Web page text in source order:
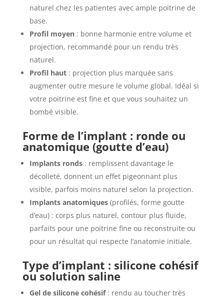
naturel chez les patientes avec ample poitrine de
base.
Profil moyen: bonne harmonie entre volume et
projection, recommandé pour un rendu très
naturel.
Profil haut: projection plus marquée sans
augmenter outre mesure le volume global. Idéal si
votre poitrine est fine et que vous souhaitez un
bombé visible.
Forme de l’implant : ronde ou
anatomique (goutte d’eau)
Implants ronds: remplissent davantage le
décolleté, donnent un effet pigeonnant plus
visible, parfois moins naturel selon la projection.
Implants anatomiques(profilés, forme goutte
d’eau) : corps plus naturel, contour plus fluide,
parfaits pour une poitrine fine ou reconstruite ou
pour un résultat qui respecte l’anatomie initiale.
Type d’implant : silicone cohésif
ou solution saline
Gel de silicone cohésif: rendu au toucher très